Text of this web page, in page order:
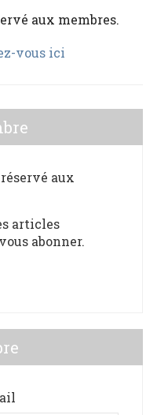
aux membres.
vous ici
aux
articles
abonner.